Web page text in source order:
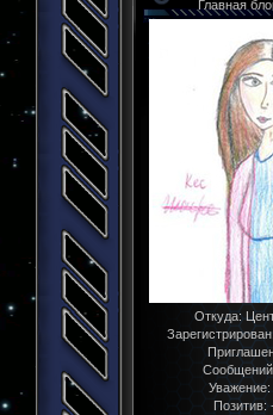
Главная
Откуда:
Зарегистрирован
Уважение:
Позитив: